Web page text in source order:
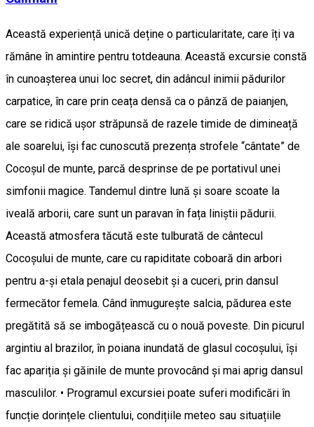
Această experiență unică deține o particularitate, care îți va
rămâne în amintire pentru totdeauna. Această excursie constă
în cunoașterea unui loc secret, din adâncul inimii pădurilor
carpatice, în care prin ceața densă ca o pânză de paianjen,
care se ridică ușor străpunsă de razele timide de dimineață
ale soarelui, își fac cunoscută prezența strofele “cântate” de
Cocoșul de munte, parcă desprinse de pe portativul unei
simfonii magice. Tandemul dintre lună și soare scoate la
iveală arborii, care sunt un paravan în fața liniștii pădurii.
Această atmosfera tăcută este tulburată de cântecul
Cocoșului de munte, care cu rapiditate coboară din arbori
pentru a-și etala penajul deosebit și a cuceri, prin dansul
fermecător femela. Când înmugurește salcia, pădurea este
pregătită să se imbogățească cu o nouă poveste. Din picurul
argintiu al brazilor, în poiana inundată de glasul cocoșului, își
fac apariția și găinile de munte provocând și mai aprig dansul
masculilor. • Programul excursiei poate suferi modificări în
funcție dorințele clientului, condițiile meteo sau situațiile